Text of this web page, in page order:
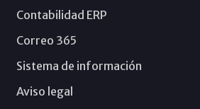
Contabilidad ERP
Correo 365
Sistema de información
Aviso legal